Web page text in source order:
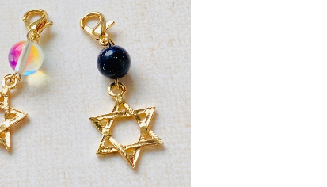
【六芒星】のマスクチャーム
¥500